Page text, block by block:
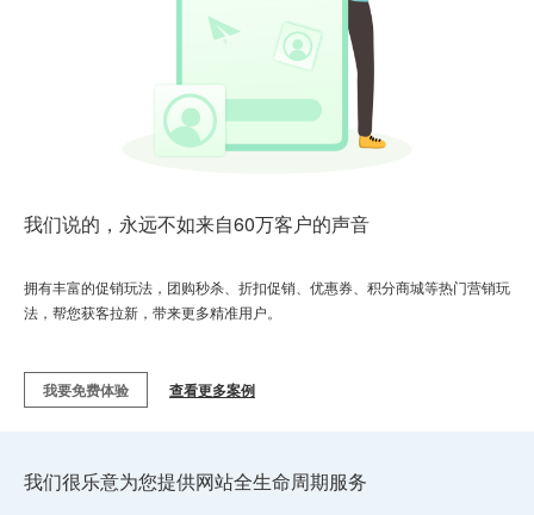
我们说的，永远不如来自60万客户的声音
拥有丰富的促销玩法，团购秒杀、折扣促销、优惠券、积分商城等热门营销玩
法，帮您获客拉新，带来更多精准用户。
我要免费体验 查看更多案例
我们很乐意为您提供网站全生命周期服务